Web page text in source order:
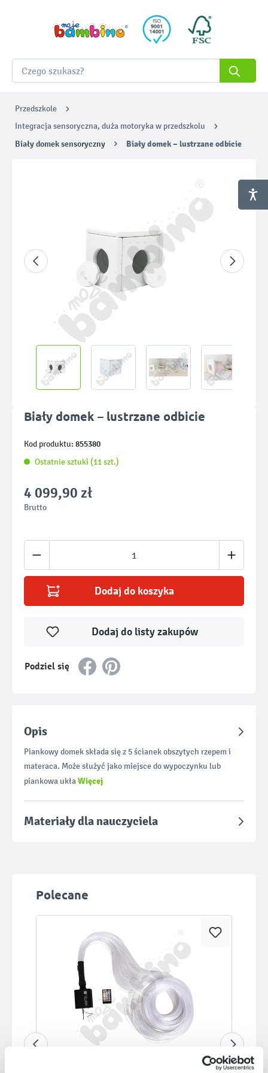
Przedszkole
Integracja sensoryczna, duża motoryka w przedszkolu
Biały domek sensoryczny Biały domek – lustrzane odbicie
Biały domek – lustrzane odbicie
Kod produktu: 855380
Ostatnie sztuki (11 szt.)
4 099,90 zł
Brutto
Ilość produktu: Wprowadź żądaną ilość
Dodaj do koszyka
Podziel się
Dodaj do listy zakupów
Opis
Piankowy domek składa się z 5 ścianek obszytych rzepem i
materaca. Może służyć jako miejsce do wypoczynku lub
piankowa ukłaWięcej
Materiały dla nauczyciela
Pomiń galerię produktów
Polecane